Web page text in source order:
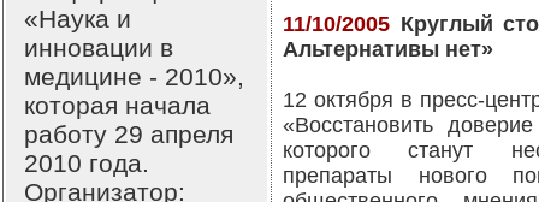
«Наука и
инновации в
медицине - 2010»,
которая начала
работу 29 апреля
2010 года.
Организатор:
11/10/2005 Круглый
Альтернативы нет»
12 октября в пресс-
«Восстановить
которого станут
препараты нового